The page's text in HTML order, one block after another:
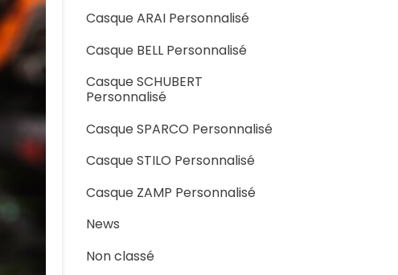
Casque ARAI Personnalisé
Casque BELL Personnalisé
Casque SCHUBERT
Personnalisé
Casque SPARCO Personnalisé
Casque STILO Personnalisé
Casque ZAMP Personnalisé
News
Non classé